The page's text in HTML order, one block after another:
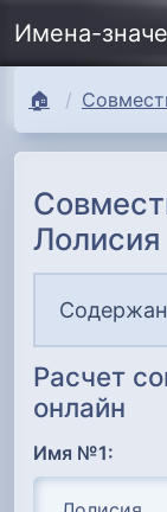
Имена-
🏠
Расчет
онлайн
Имя №1: